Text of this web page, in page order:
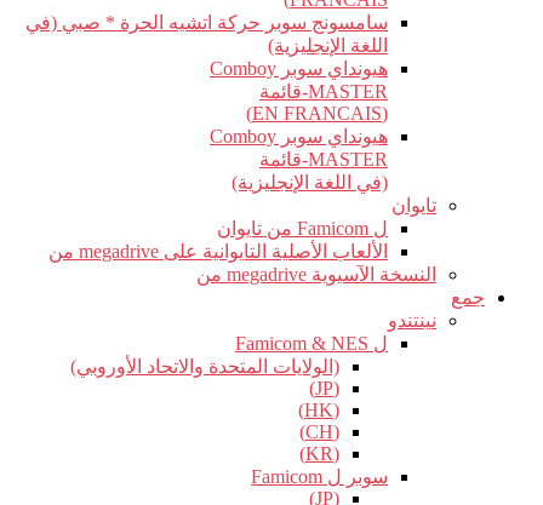
سامسونج سوبر حركة اتشيه الحرة * صبي (في
اللغة الإنجليزية)
هيونداي سوبر Comboy
MASTER-قائمة
(EN FRANCAIS)
هيونداي سوبر Comboy
MASTER-قائمة
(في اللغة الإنجليزية)
تايوان
ل Famicom من تايوان
الألعاب الأصلية التايوانية على megadrive من
النسخة الآسيوية megadrive من
جمع
نينتندو
ل Famicom & NES
(الولايات المتحدة والاتحاد الأوروبي)
(JP)
(HK)
(CH)
(KR)
سوبر ل Famicom
(JP)